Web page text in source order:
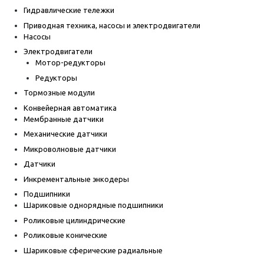
Гидравлические тележки
Приводная техника, насосы и электродвигатели
Насосы
Электродвигатели
Мотор-редукторы
Редукторы
Тормозные модули
Конвейерная автоматика
Мембранные датчики
Механические датчики
Микроволновые датчики
Датчики
Инкрементальные энкодеры
Подшипники
Шариковые однорядные подшипники
Роликовые цилиндрические
Роликовые конические
Шариковые сферические радиальные